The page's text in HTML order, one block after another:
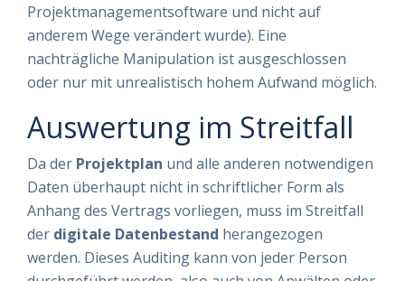
Projektmanagementsoftware und nicht auf
anderem Wege verändert wurde). Eine
nachträgliche Manipulation ist ausgeschlossen
oder nur mit unrealistisch hohem Aufwand möglich.
Auswertung im Streitfall
Da der Projektplan und alle anderen notwendigen
Daten überhaupt nicht in schriftlicher Form als
Anhang des Vertrags vorliegen, muss im Streitfall
der digitale Datenbestand herangezogen
werden. Dieses Auditing kann von jeder Person